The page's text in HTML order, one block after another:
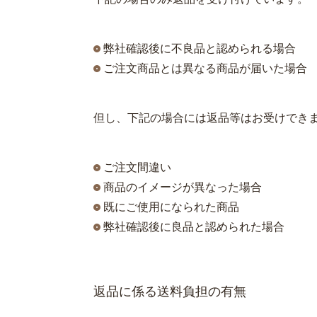
弊社確認後に不良品と認められる場合
ご注文商品とは異なる商品が届いた場合
但し、下記の場合には返品等はお受けでき
ご注文間違い
商品のイメージが異なった場合
既にご使用になられた商品
弊社確認後に良品と認められた場合
返品に係る送料負担の有無